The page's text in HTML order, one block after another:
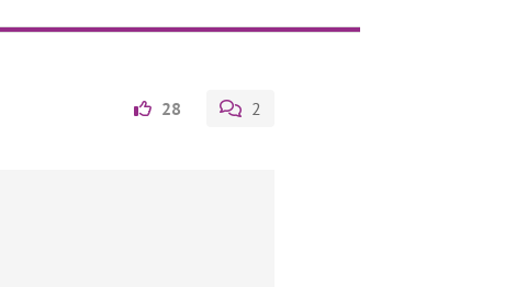
28 2